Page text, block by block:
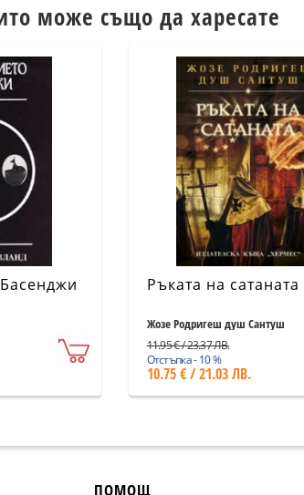
може също да харесате
Ръката на сатаната
Жозе Родригеш душ Сантуш
11.95 € / 23.37 ЛВ.
Отстъпка - 10 %
10.75 € / 21.03 ЛВ.
ПОМОЩ